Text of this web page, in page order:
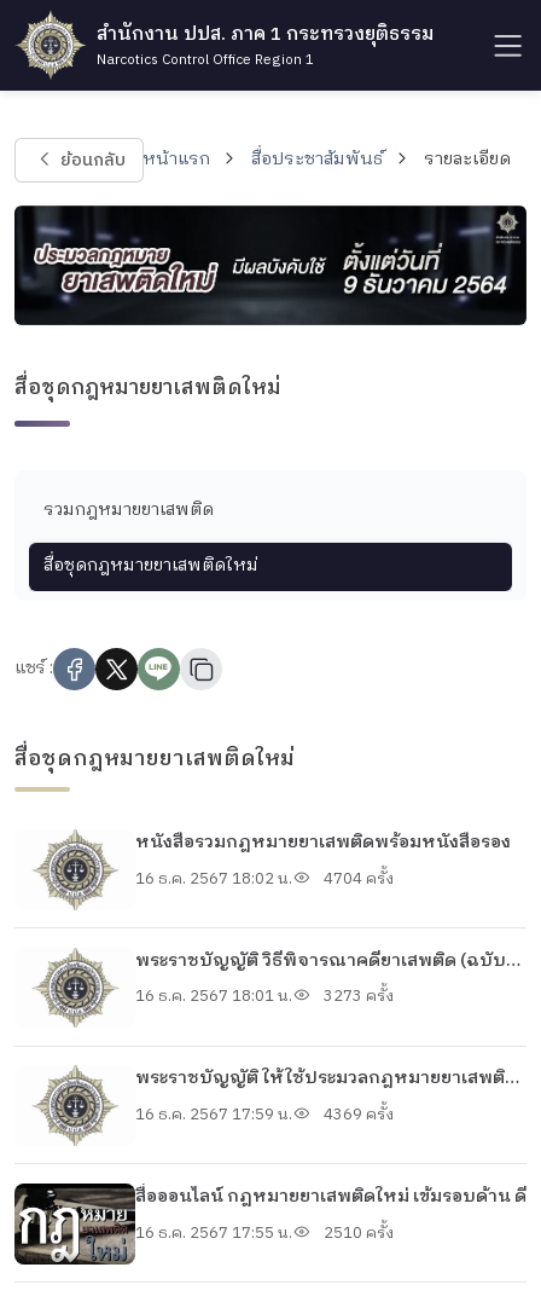
สำนักงาน ปปส. ภาค 1 กระทรวงยุติธรรม
Narcotics Control Office Region 1
ย้อนกลับ หน้าแรก สื่อประชาสัมพันธ์ รายละเอียด
สื่อชุดกฎหมายยาเสพติดใหม่
รวมกฎหมายยาเสพติด
สื่อชุดกฎหมายยาเสพติดใหม่
แชร์ :
สื่อชุดกฎหมายยาเสพติดใหม่
หนังสือรวมกฎหมายยาเสพติดพร้อมหนังสือรอง
16 ธ.ค. 2567 18:02 น. 4704 ครั้ง
พระราชบัญญัติ วิธีพิจารณาคดียาเสพติด (ฉบับที่
2) พ.ศ. 2564
16 ธ.ค. 2567 18:01 น. 3273 ครั้ง
พระราชบัญญัติ ให้ใช้ประมวลกฎหมายยาเสพติด
พ.ศ. 2564
16 ธ.ค. 2567 17:59 น. 4369 ครั้ง
สื่อออนไลน์ กฎหมายยาเสพติดใหม่ เข้มรอบด้าน ดี
16 ธ.ค. 2567 17:55 น. 2510 ครั้ง